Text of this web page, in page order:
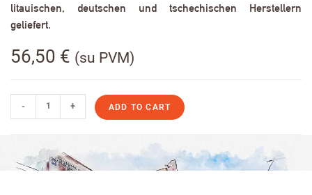
litauischen, deutschen und tschechischen Herstellern
geliefert.
56,50 € (su PVM)
- + ADD TO CART